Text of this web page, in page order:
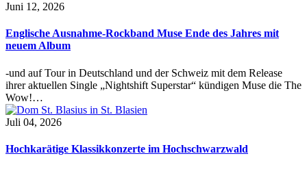
Juni 12, 2026
Englische Ausnahme-Rockband Muse Ende des Jahres mit
neuem Album
-und auf Tour in Deutschland und der Schweiz mit dem Release
ihrer aktuellen Single „Nightshift Superstar“ kündigen Muse die The
Wow!…
Juli 04, 2026
Hochkarätige Klassikkonzerte im Hochschwarzwald